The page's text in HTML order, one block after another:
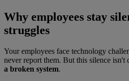
Why employees stay
struggles
Your employees face technology
never report them. But this silence isn't
a broken system.